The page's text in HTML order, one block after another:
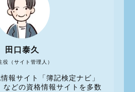
役（サイト管理人）
田口泰久
報サイト「簿記検定ナビ」
などの資格情報サイトを多数